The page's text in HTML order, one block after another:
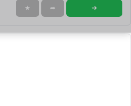
★ ➦ ➜